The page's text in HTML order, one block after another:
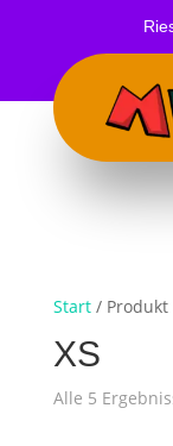
Start/ Produkt
XS
Alle 5